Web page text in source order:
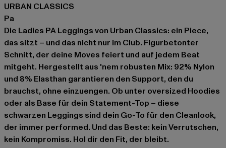
URBAN CLASSICS
Pa
Die Ladies PA Leggings von Urban Classics: ein Piece,
das sitzt – und das nicht nur im Club. Figurbetonter
Schnitt, der deine Moves feiert und auf jedem Beat
mitgeht. Hergestellt aus 'nem robusten Mix: 92% Nylon
und 8% Elasthan garantieren den Support, den du
brauchst, ohne einzuengen. Ob unter oversized Hoodies
oder als Base für dein Statement-Top – diese
schwarzen Leggings sind dein Go-To für den Cleanlook,
der immer performed. Und das Beste: kein Verrutschen,
kein Kompromiss. Hol dir den Fit, der bleibt.